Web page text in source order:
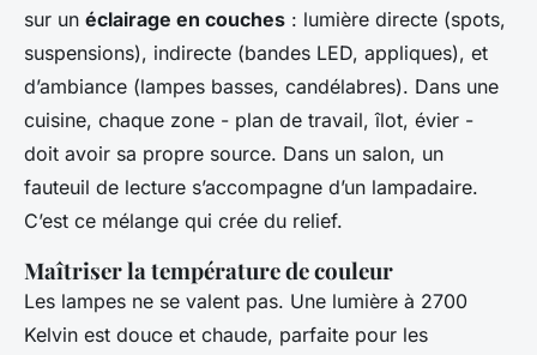
sur un éclairage en couches : lumière directe (spots,
suspensions), indirecte (bandes LED, appliques), et
d’ambiance (lampes basses, candélabres). Dans une
cuisine, chaque zone - plan de travail, îlot, évier -
doit avoir sa propre source. Dans un salon, un
fauteuil de lecture s’accompagne d’un lampadaire.
C’est ce mélange qui crée du relief.
Maîtriser la température de couleur
Les lampes ne se valent pas. Une lumière à 2700
Kelvin est douce et chaude, parfaite pour les